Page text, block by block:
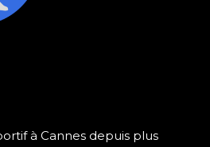
à Cannes depuis plus